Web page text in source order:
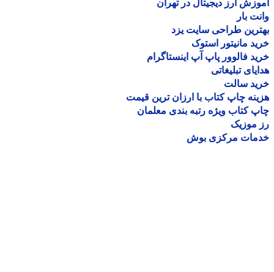
ارز دیجیتال در تهران
بار
طراحی سایت یزد
مانیتور استوک
فالوور پاپ آپ اینستاگرام
تبلیغاتی
سالت
چاپ کتاب با ارزان ترین قیمت
کتاب ویژه رتبه بندی معلمان
موزیک
مرکزی بوش